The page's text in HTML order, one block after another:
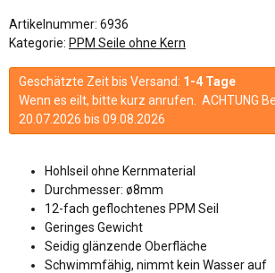
Artikelnummer: 6936
Kategorie: PPM Seile ohne Kern
Geschätzte Zeit bis Versand: 1-4 Tage
Wenn es eilt, bitte kurz anrufen. ACHTUNG
20.07.2026 bis 09.08.2026
Hohlseil ohne Kernmaterial
Durchmesser: ø8mm
12-fach geflochtenes PPM Seil
Geringes Gewicht
Seidig glänzende Oberfläche
Schwimmfähig, nimmt kein Wasser auf